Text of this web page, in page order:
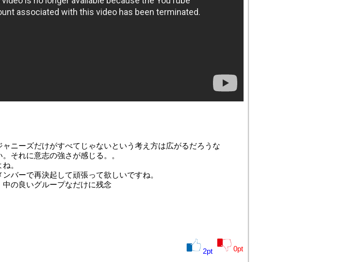
ャニーズだけがすべてじゃないという考え方は広がるだろうな
それに意志の強さが感じる。。
。
バーで再決起して頑張って欲しいですね。
中の良いグループなだけに残念
2pt 0pt